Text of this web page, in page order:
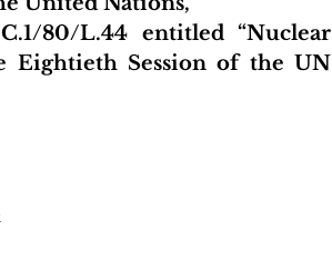
80/L.44 entitled “Nuclear
Eightieth Session of the UN